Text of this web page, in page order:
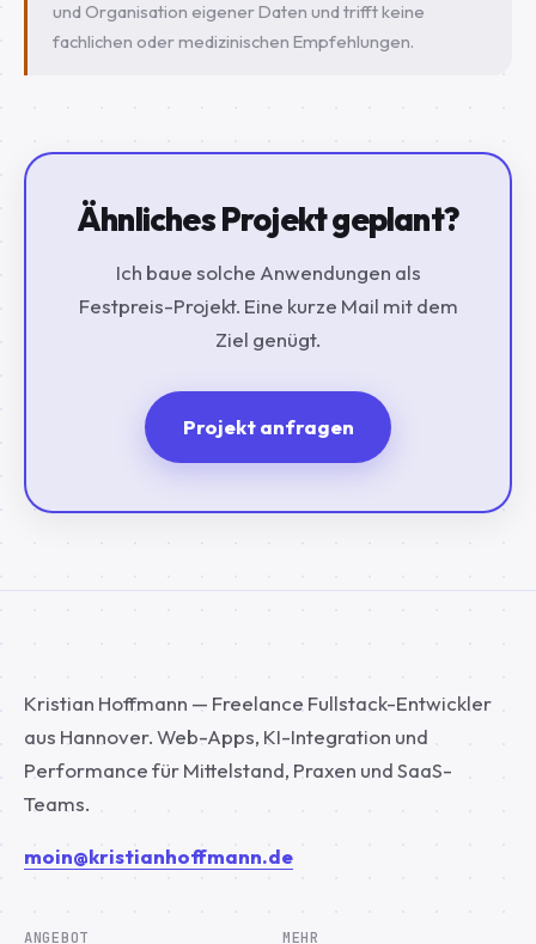
und Organisation eigener Daten und trifft keine
fachlichen oder medizinischen Empfehlungen.
Ähnliches Projekt geplant?
Ich baue solche Anwendungen als
Festpreis-Projekt. Eine kurze Mail mit dem
Ziel genügt.
Projekt anfragen
Kristian Hoffmann — Freelance Fullstack-Entwickler
aus Hannover. Web-Apps, KI-Integration und
Performance für Mittelstand, Praxen und SaaS-
Teams.
moin@kristianhoffmann.de
ANGEBOT MEHR